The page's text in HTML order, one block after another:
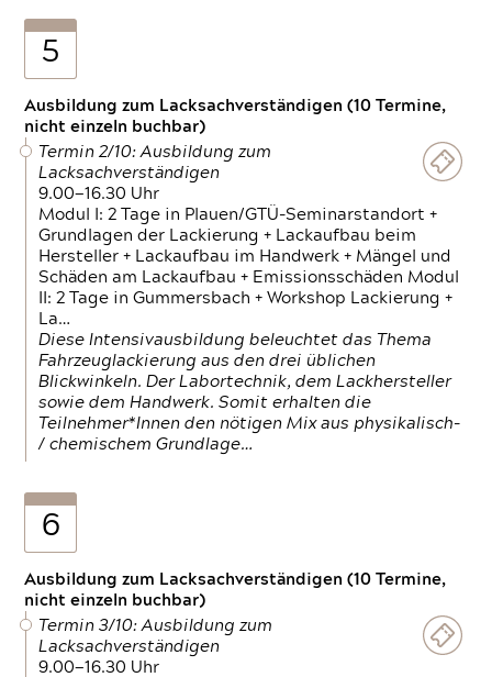
5
Ausbildung zum Lacksachverständigen (10 Termine,
nicht einzeln buchbar)
Termin 2/10: Ausbildung zum
Lacksachverständigen
9.00—16.30 Uhr
Modul I: 2 Tage in Plauen/GTÜ-Seminarstandort +
Grundlagen der Lackierung + Lackaufbau beim
Hersteller + Lackaufbau im Handwerk + Mängel und
Schäden am Lackaufbau + Emissionsschäden Modul
II: 2 Tage in Gummersbach + Workshop Lackierung +
La…
Diese Intensivausbildung beleuchtet das Thema
Fahrzeuglackierung aus den drei üblichen
Blickwinkeln. Der Labortechnik, dem Lackhersteller
sowie dem Handwerk. Somit erhalten die
Teilnehmer*Innen den nötigen Mix aus physikalisch-
/ chemischem Grundlage…
6
Ausbildung zum Lacksachverständigen (10 Termine,
nicht einzeln buchbar)
Termin 3/10: Ausbildung zum
Lacksachverständigen
9.00—16.30 Uhr